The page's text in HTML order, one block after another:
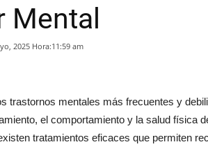
Mental
2025 Hora:11:59 am
trastornos mentales más frecuentes y
el comportamiento y la salud física
tratamientos eficaces que permiten